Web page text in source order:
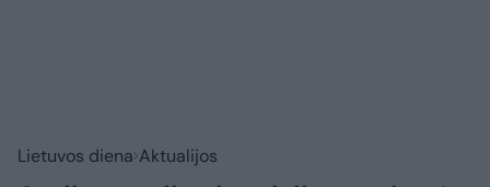
Lietuvos diena Aktualijos